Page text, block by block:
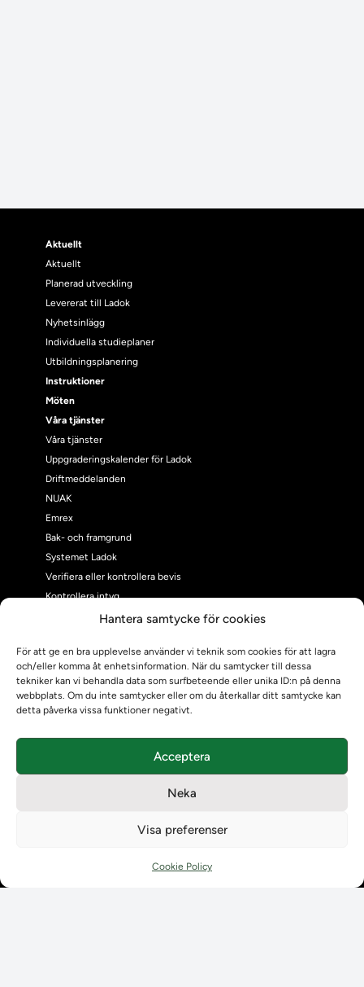
Hantera samtycke för cookies
För att ge en bra upplevelse använder vi teknik som cookies för att lagra
och/eller komma åt enhetsinformation. När du samtycker till dessa
tekniker kan vi behandla data som surfbeteende eller unika ID:n på denna
webbplats. Om du inte samtycker eller om du återkallar ditt samtycke kan
detta påverka vissa funktioner negativt.
Acceptera
Neka
Visa preferenser
Cookie Policy
Aktuellt
Aktuellt
Planerad utveckling
Levererat till Ladok
Nyhetsinlägg
Individuella studieplaner
Utbildningsplanering
Instruktioner
Möten
Våra tjänster
Våra tjänster
Uppgraderingskalender för Ladok
Driftmeddelanden
NUAK
Emrex
Bak- och framgrund
Systemet Ladok
Verifiera eller kontrollera bevis
Kontrollera intyg
Om Ladokkonsortiet
Ladokkonsortiet internationellt
Vision, strategi och produktplan
Teamens sammansättning och arbetet på Ladokkonsortiet
Policyer och dokument
Kontaktuppgifter till lärosätenas Ladoksupport
Kontaktuppgifter till Ladokkonsortiet